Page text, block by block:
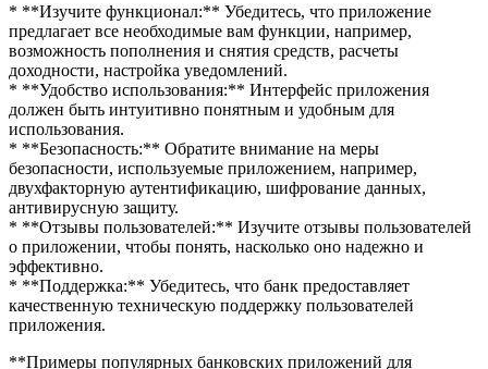
* **Изучите функционал:** Убедитесь, что приложение
предлагает все необходимые вам функции, например,
возможность пополнения и снятия средств, расчеты
доходности, настройка уведомлений.
* **Удобство использования:** Интерфейс приложения
должен быть интуитивно понятным и удобным для
использования.
* **Безопасность:** Обратите внимание на меры
безопасности, используемые приложением, например,
двухфакторную аутентификацию, шифрование данных,
антивирусную защиту.
* **Отзывы пользователей:** Изучите отзывы пользователей
о приложении, чтобы понять, насколько оно надежно и
эффективно.
* **Поддержка:** Убедитесь, что банк предоставляет
качественную техническую поддержку пользователей
приложения.
**Примеры популярных банковских приложений для